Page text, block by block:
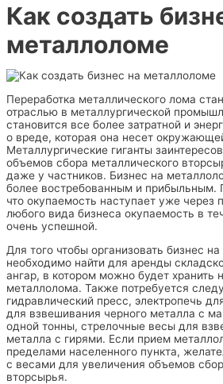
Как создать
металлоломе
Переработка металлического лома
отраслью в металлургической
становится все более затратной и
о вреде, которая она несет
Металлургические гиганты
объемов сбора металлического
даже у частников. Бизнес на
более востребованным и прибыльным.
что окупаемость наступает уже через
любого вида бизнеса окупаемость в
очень успешной.
Для того чтобы организовать бизнес
необходимо найти для аренды
ангар, в котором можно будет хранить
металлолома. Также потребуется
гидравлический пресс, электропечь
для взвешивания черного металла с
одной тонны, стрелочные весы для
металла с гирями. Если прием
пределами населенного пункта,
с весами для увеличения объемов
вторсырья.